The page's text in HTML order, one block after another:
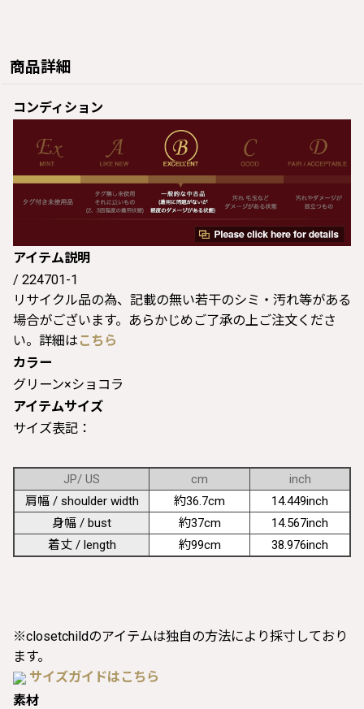
商品詳細
コンディション
アイテム説明
/ 224701-1
リサイクル品の為、記載の無い若干のシミ・汚れ等がある
場合がございます。あらかじめご了承の上ご注文くださ
い。詳細は こちら
カラー
グリーン×ショコラ
アイテムサイズ
サイズ表記：
JP/ US cm
inch
肩幅 / shoulder width
約36.7cm
14.449inch
身幅 / bust
約37cm
14.567inch
着丈 / length
約99cm 38.976inch
※closetchildのアイテムは独自の方法により採寸しており
ます。
サイズガイドはこちら
素材